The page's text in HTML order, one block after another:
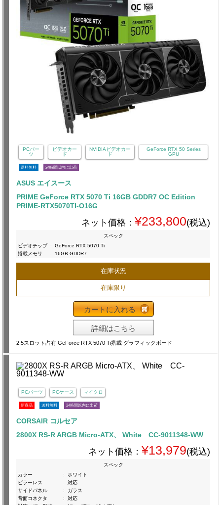
PCパー
ツ
ビデオカー
ド
NVIDIAビデオカー
ド
GeForce RTX 50 Series
GPU
送料無料 24時間以内に出荷
ASUS エイスース
PRIME GeForce RTX 5070 Ti 16GB GDDR7 OC Edition
PRIME-RTX5070TI-O16G
ネット価格： ¥233,800(税込)
スペック
ビデオチップ :
GeForce RTX 5070 Ti
搭載メモリ
: 16GB GDDR7
在庫状況
在庫限り
カートに入れる
詳細はこちら
2.5スロット占有 GeForce RTX 5070 Ti搭載 グラフィックボード
PCパーツ PCケース マイクロ
新商品 送料無料 24時間以内に出荷
CORSAIR コルセア
2800X RS-R ARGB Micro-ATX、 White CC-9011348-WW
ネット価格： ¥13,979(税込)
スペック
カラー
:
ホワイト
ピラーレス
:
対応
サイドパネル
:
ガラス
背面コネクタ
:
対応